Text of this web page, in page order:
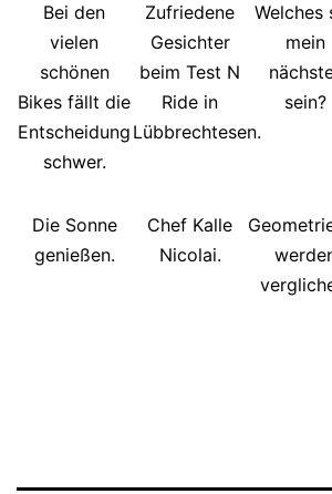
Bei den
vielen
schönen
Bikes fällt die
Entscheidung
schwer.
Zufriedene
Gesichter
beim Test N
Ride in
Lübbrechtesen.
Welches
mein
sein?
Die Sonne
genießen.
Chef Kalle
Nicolai.